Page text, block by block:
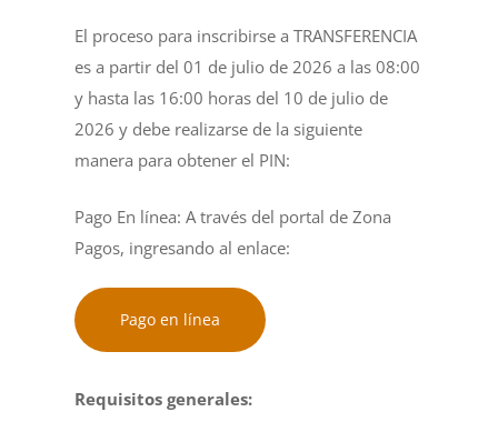
El proceso para inscribirse a TRANSFERENCIA
es a partir del 01 de julio de 2026 a las 08:00
y hasta las 16:00 horas del 10 de julio de
2026 y debe realizarse de la siguiente
manera para obtener el PIN:
Pago En línea: A través del portal de Zona
Pagos, ingresando al enlace:
Pago en línea
Requisitos generales: